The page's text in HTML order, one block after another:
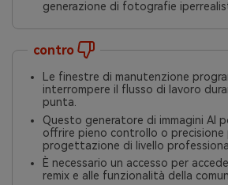
generazione di fotografie
contro
Le finestre di manutenzione
interrompere il flusso di lavoro
punta.
Questo generatore di immagini AI
offrire pieno controllo o
progettazione di livello
È necessario un accesso per
remix e alle funzionalità della